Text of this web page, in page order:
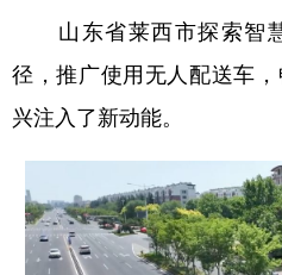
山东省莱西市探索智
径，推广使用无人配送车
兴注入了新动能。